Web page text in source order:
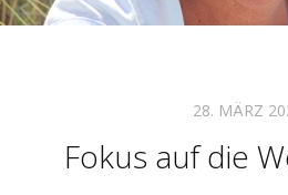
28. MÄRZ
Fokus auf die